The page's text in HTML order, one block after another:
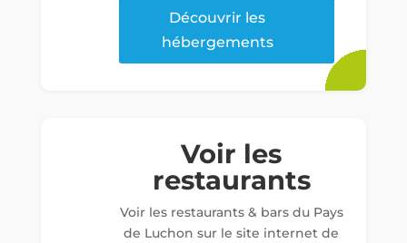
Découvrir les
hébergements
Voir les
restaurants
Voir les restaurants & bars du Pays
de Luchon sur le site internet de